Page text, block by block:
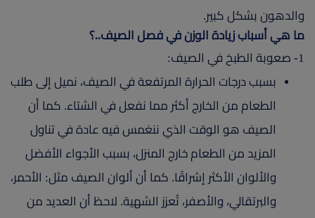
والدهون بشكل كبير.
ما هي أسباب زيادة الوزن في فصل الصيف..؟
1- صعوبة الطبخ في الصيف:
بسبب درجات الحرارة المرتفعة في الصيف، نميل إلى طلب
الطعام من الخارج أكثر مما نفعل في الشتاء. كما أن
الصيف هو الوقت الذي ننغمس فيه عادة في تناول
المزيد من الطعام خارج المنزل، بسبب الأجواء الأفضل
والألوان الأكثر إشراقًا. كما أن ألوان الصيف مثل: الأحمر،
والبرتقالي، والأصفر، تُعزز الشهية. لاحظ أن العديد من